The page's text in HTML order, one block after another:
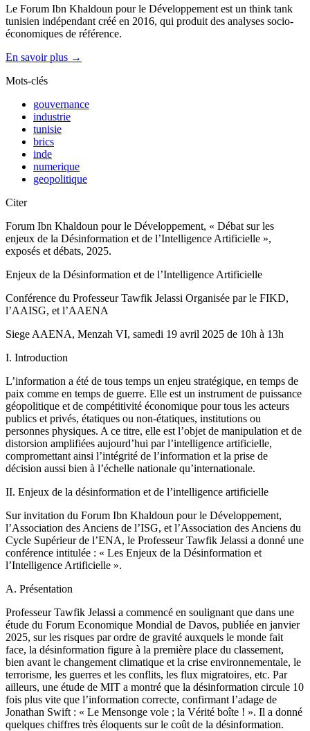
Le Forum Ibn Khaldoun pour le Développement est un think tank
tunisien indépendant créé en 2016, qui produit des analyses socio-
économiques de référence.
En savoir plus →
Mots-clés
gouvernance
industrie
tunisie
brics
inde
numerique
geopolitique
Citer
Forum Ibn Khaldoun pour le Développement, « Débat sur les
enjeux de la Désinformation et de l’Intelligence Artificielle »,
exposés et débats, 2025.
Enjeux de la Désinformation et de l’Intelligence Artificielle
Conférence du Professeur Tawfik Jelassi Organisée par le FIKD,
l’AAISG, et l’AAENA
Siege AAENA, Menzah VI, samedi 19 avril 2025 de 10h à 13h
I. Introduction
L’information a été de tous temps un enjeu stratégique, en temps de
paix comme en temps de guerre. Elle est un instrument de puissance
géopolitique et de compétitivité économique pour tous les acteurs
publics et privés, étatiques ou non-étatiques, institutions ou
personnes physiques. A ce titre, elle est l’objet de manipulation et de
distorsion amplifiées aujourd’hui par l’intelligence artificielle,
compromettant ainsi l’intégrité de l’information et la prise de
décision aussi bien à l’échelle nationale qu’internationale.
II. Enjeux de la désinformation et de l’intelligence artificielle
Sur invitation du Forum Ibn Khaldoun pour le Développement,
l’Association des Anciens de l’ISG, et l’Association des Anciens du
Cycle Supérieur de l’ENA, le Professeur Tawfik Jelassi a donné une
conférence intitulée : « Les Enjeux de la Désinformation et
l’Intelligence Artificielle ».
A. Présentation
Professeur Tawfik Jelassi a commencé en soulignant que dans une
étude du Forum Economique Mondial de Davos, publiée en janvier
2025, sur les risques par ordre de gravité auxquels le monde fait
face, la désinformation figure à la première place du classement,
bien avant le changement climatique et la crise environnementale, le
terrorisme, les guerres et les conflits, les flux migratoires, etc. Par
ailleurs, une étude de MIT a montré que la désinformation circule 10
fois plus vite que l’information correcte, confirmant l’adage de
Jonathan Swift : « Le Mensonge vole ; la Vérité boîte ! ». Il a donné
quelques chiffres très éloquents sur le coût de la désinformation.